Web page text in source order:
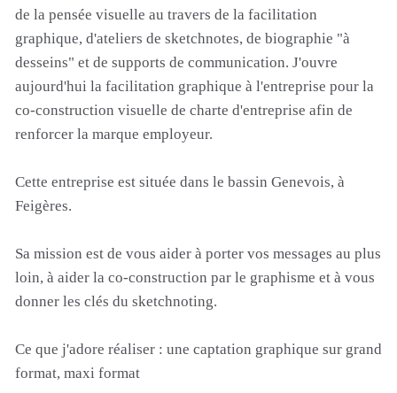
de la pensée visuelle au travers de la facilitation
graphique, d'ateliers de sketchnotes, de biographie "à
desseins" et de supports de communication. J'ouvre
aujourd'hui la facilitation graphique à l'entreprise pour la
co-construction visuelle de charte d'entreprise afin de
renforcer la marque employeur.
Cette entreprise est située dans le bassin Genevois, à
Feigères.
Sa mission est de vous aider à porter vos messages au plus
loin, à aider la co-construction par le graphisme et à vous
donner les clés du sketchnoting.
Ce que j'adore réaliser : une captation graphique sur grand
format, maxi format